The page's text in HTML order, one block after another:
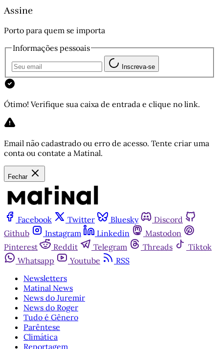
Assine
Porto para quem se importa
Informações pessoais
Inscreva-se
Ótimo! Verifique sua caixa de entrada e clique no link.
Email não cadastrado ou erro de acesso. Tente criar uma
conta ou contate a Matinal.
Fechar
Facebook Twitter Bluesky
Discord
Github
Instagram Linkedin
Mastodon
Pinterest
Reddit Telegram Threads
Tiktok
Whatsapp
Youtube
RSS
Newsletters
Matinal News
News do Juremir
News do Roger
Tudo é Gênero
Parêntese
Climática
Reportagem